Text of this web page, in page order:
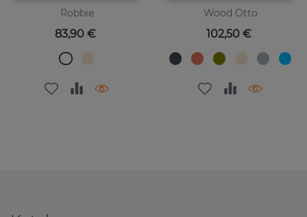
Robbie
Preis
83,90 €
Wood Otto
Preis
102,50 €